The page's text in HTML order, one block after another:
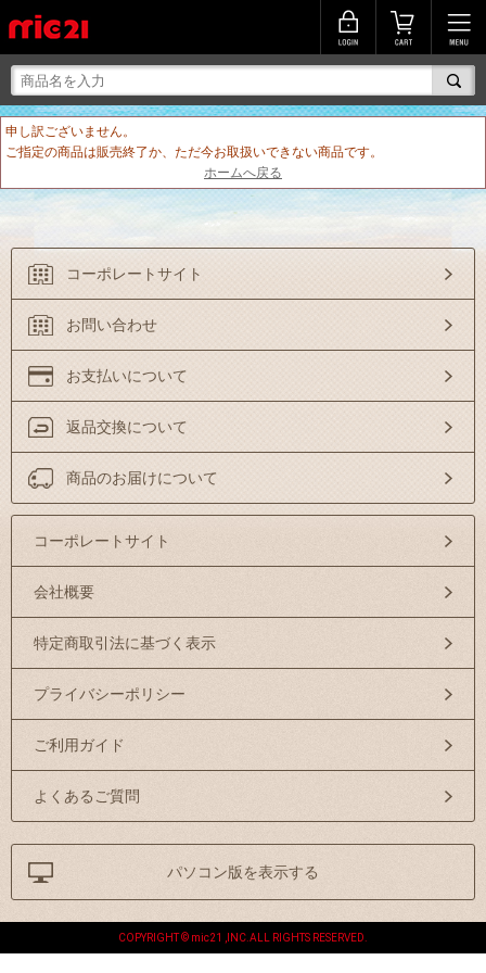
申し訳ございません。
ご指定の商品は販売終了か、ただ今お取扱いできない商品です。
ホームへ戻る
コーポレートサイト
お問い合わせ
お支払いについて
返品交換について
商品のお届けについて
コーポレートサイト
会社概要
特定商取引法に基づく表示
プライバシーポリシー
ご利用ガイド
よくあるご質問
パソコン版を表示する
COPYRIGHT © mic21 ,INC.ALL RIGHTS RESERVED.